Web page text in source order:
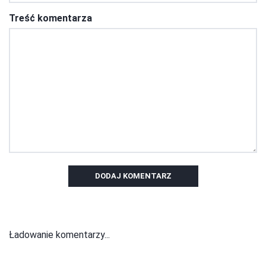
Treść komentarza
DODAJ KOMENTARZ
Ładowanie komentarzy...